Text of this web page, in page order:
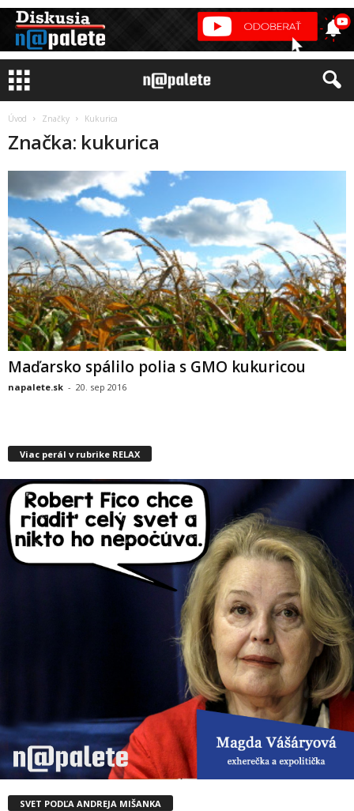
Úvod Značky Kukurica
Značka: kukurica
Maďarsko spálilo polia s GMO kukuricou
napalete.sk - 20. sep 2016
Viac perál v rubrike RELAX
SVET PODĽA ANDREJA MIŠANKA